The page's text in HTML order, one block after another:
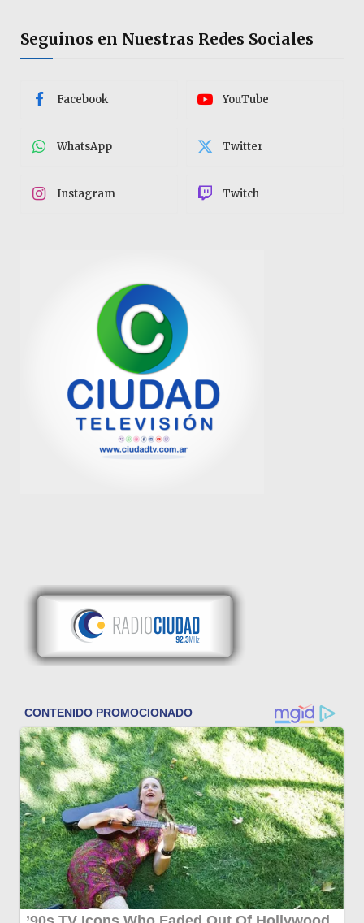
Seguinos en Nuestras Redes Sociales
Facebook YouTube
WhatsApp Twitter
Instagram Twitch